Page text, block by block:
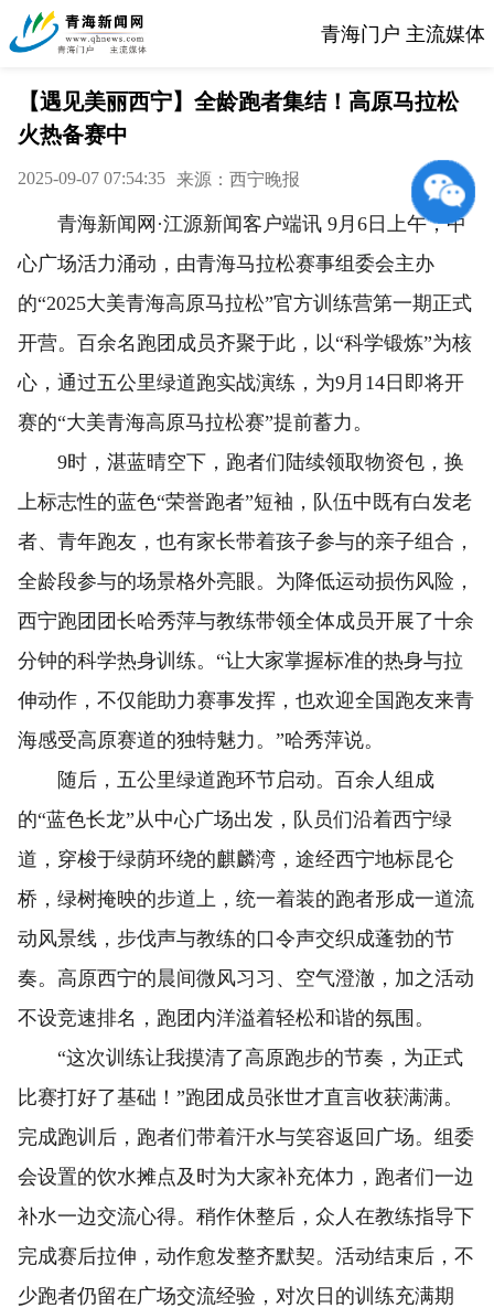
青海门户 主流媒体
【遇见美丽西宁】全龄跑者集结！高原马拉松
火热备赛中
2025-09-07 07:54:35 来源：西宁晚报
青海新闻网·江源新闻客户端讯 9月6日上午，中
心广场活力涌动，由青海马拉松赛事组委会主办
的“2025大美青海高原马拉松”官方训练营第一期正式
开营。百余名跑团成员齐聚于此，以“科学锻炼”为核
心，通过五公里绿道跑实战演练，为9月14日即将开
赛的“大美青海高原马拉松赛”提前蓄力。
9时，湛蓝晴空下，跑者们陆续领取物资包，换
上标志性的蓝色“荣誉跑者”短袖，队伍中既有白发老
者、青年跑友，也有家长带着孩子参与的亲子组合，
全龄段参与的场景格外亮眼。为降低运动损伤风险，
西宁跑团团长哈秀萍与教练带领全体成员开展了十余
分钟的科学热身训练。“让大家掌握标准的热身与拉
伸动作，不仅能助力赛事发挥，也欢迎全国跑友来青
海感受高原赛道的独特魅力。”哈秀萍说。
随后，五公里绿道跑环节启动。百余人组成
的“蓝色长龙”从中心广场出发，队员们沿着西宁绿
道，穿梭于绿荫环绕的麒麟湾，途经西宁地标昆仑
桥，绿树掩映的步道上，统一着装的跑者形成一道流
动风景线，步伐声与教练的口令声交织成蓬勃的节
奏。高原西宁的晨间微风习习、空气澄澈，加之活动
不设竞速排名，跑团内洋溢着轻松和谐的氛围。
“这次训练让我摸清了高原跑步的节奏，为正式
比赛打好了基础！”跑团成员张世才直言收获满满。
完成跑训后，跑者们带着汗水与笑容返回广场。组委
会设置的饮水摊点及时为大家补充体力，跑者们一边
补水一边交流心得。稍作休整后，众人在教练指导下
完成赛后拉伸，动作愈发整齐默契。活动结束后，不
少跑者仍留在广场交流经验，对次日的训练充满期